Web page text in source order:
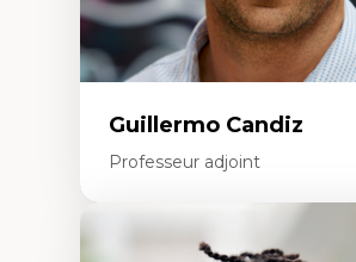
Guillermo Candiz
Professeur adjoint
Expertises